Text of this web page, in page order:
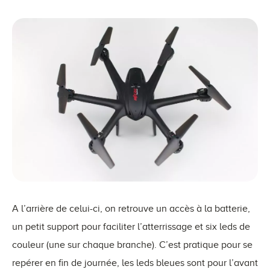
A l’arrière de celui-ci, on retrouve un accès à la batterie,
un petit support pour faciliter l’atterrissage et six leds de
couleur (une sur chaque branche). C’est pratique pour se
repérer en fin de journée, les leds bleues sont pour l’avant